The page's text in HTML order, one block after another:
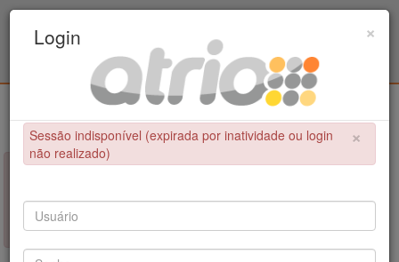
Educação Física / UPE - UFPB
×
NÃO FOI POSSÍVEL CONCLUIR A OPERAÇÃO
Sessão indisponível (expirada por inatividade ou login não
realizado)
×
Login
×
Sessão indisponível (expirada por inatividade ou login
não realizado)